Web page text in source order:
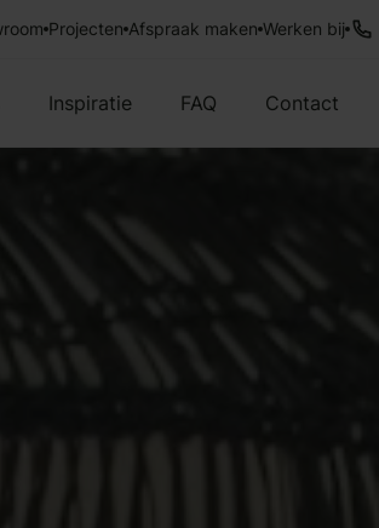
legservice 35 jaar ervaring
Projecten Afspraak maken Werken bij
Inspiratie FAQ Contact